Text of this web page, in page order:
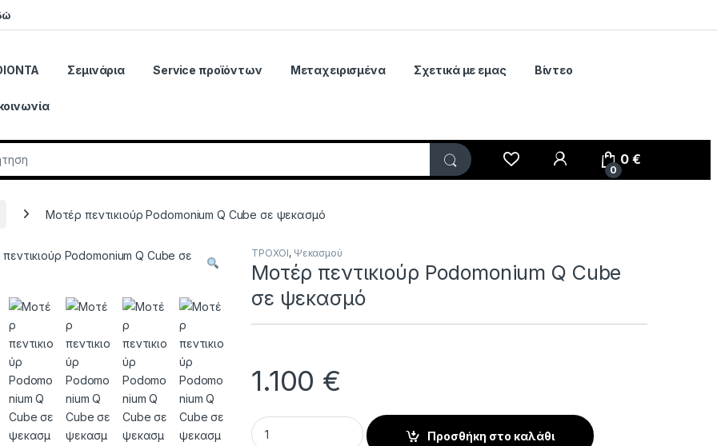
Σεμινάρια Service προϊόντων Μεταχειρισμένα Σχετικά με εμας Βίντεο
My Account
0
0€
Μοτέρ πεντικιούρ Podomonium Q Cube σε ψεκασμό
ΤΡΟΧΟΙ, Ψεκασμού
Μοτέρ πεντικιούρ Podomonium Q Cube
σε ψεκασμό
1.100 €
Μοτέρ πεντικιούρ Podomonium Q Cube σε ψεκασμό quantity
Προσθήκη στο καλάθι